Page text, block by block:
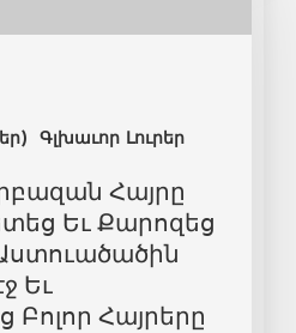
Գլխաւոր Լուրեր
Հայրը
Եւ Քարոզեց
Աստուածածին
Եւ
Բոլոր Հայրերը